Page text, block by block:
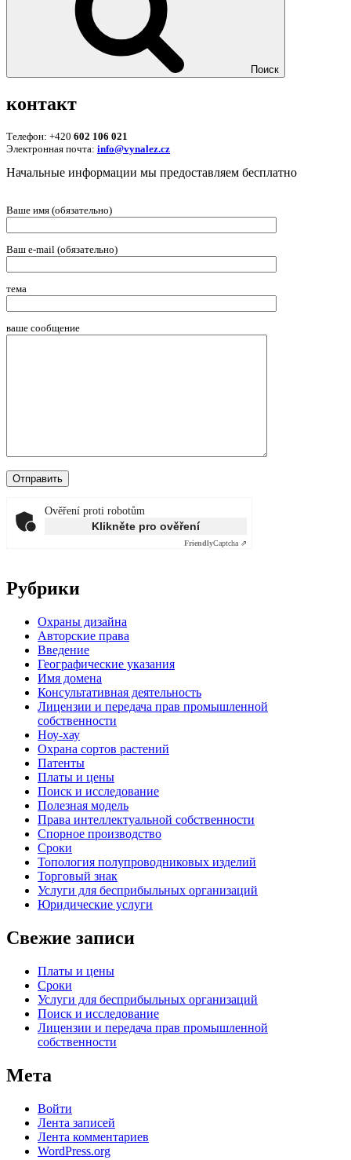
Поиск
контакт
Телефон: +420 602 106 021
Электронная почта: info@vynalez.cz
Начальные информации мы предоставляем беcплатно
Ваше имя (обязательно)
Ваш e-mail (обязательно)
тема
ваше сообщение
Ověření proti robotům
Klikněte pro ověření
FriendlyCaptcha ⇗
Рубрики
Oхраны дизайна
Авторские права
Введение
Географические указания
Имя домена
Консультативная деятельность
Лицензии и передача прав промышленной
собственности
Ноу-хау
Охрана сортов растений
Патенты
Платы и цены
Поиск и исследование
Полезная модель
Права интеллектуальной собственности
Спорное производство
Сроки
Топология полупроводниковых изделий
Торговый знак
Услуги для беcприбыльных организаций
Юридические услуги
Свежие записи
Платы и цены
Сроки
Услуги для беcприбыльных организаций
Поиск и исследование
Лицензии и передача прав промышленной
собственности
Мета
Войти
Лента записей
Лента комментариев
WordPress.org